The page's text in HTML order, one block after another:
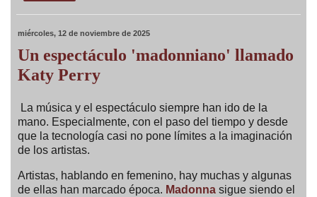
miércoles, 12 de noviembre de 2025
Un espectáculo 'madonniano' llamado
Katy Perry
La música y el espectáculo siempre han ido de la
mano. Especialmente, con el paso del tiempo y desde
que la tecnología casi no pone límites a la imaginación
de los artistas.
Artistas, hablando en femenino, hay muchas y algunas
de ellas han marcado época. Madonna sigue siendo el